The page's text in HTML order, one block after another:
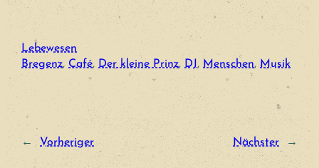
Lebewesen
Bregenz, Café, Der kleine Prinz, DJ, Menschen, Musik
← Vorheriger Nächster →